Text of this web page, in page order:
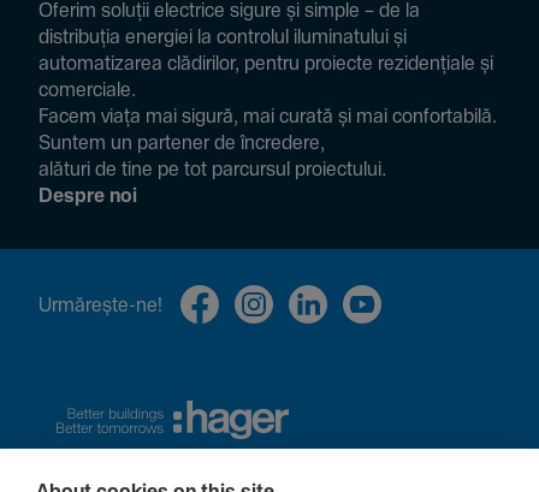
Oferim soluții electrice sigure și simple – de la
distribuția energiei la controlul ilumi­na­tului și
auto­ma­ti­zarea clădi­rilor, pentru proiecte rezi­den­țiale și
comer­ciale.
Facem viața mai sigură, mai curată și mai confor­ta­bilă.
Suntem un partener de încre­dere,
alături de tine pe tot parcursul proiec­tului.
Despre noi
Urmă­rește-ne!